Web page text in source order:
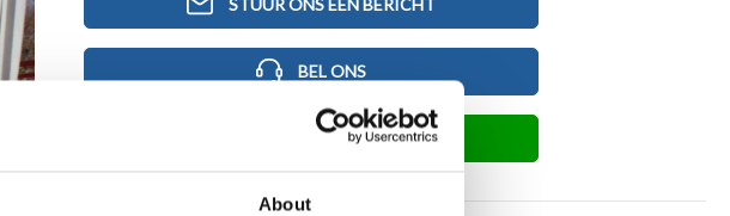
About
STUUR ONS EEN BERICHT
BEL ONS
IN HET WINKELMANDJE